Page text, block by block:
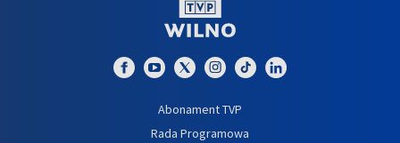
Abonament TVP
Rada Programowa